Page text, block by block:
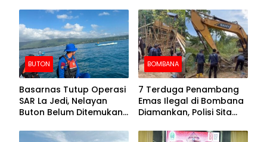
Kemasukan Air
BUTON
Basarnas Tutup Operasi
SAR La Jedi, Nelayan
Buton Belum Ditemukan
BOMBANA
7 Terduga Penambang
Emas Ilegal di Bombana
Diamankan, Polisi Sita
Crusher